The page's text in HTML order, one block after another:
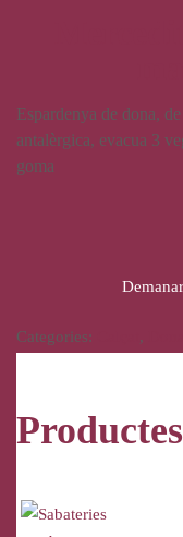
Espardenya de dona,
antalèrgica, evacua 3
goma
Categories: ,